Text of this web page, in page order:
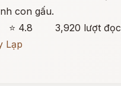
con gấu.
⭐ 4.8
3,920 lượt đọc
Lạp